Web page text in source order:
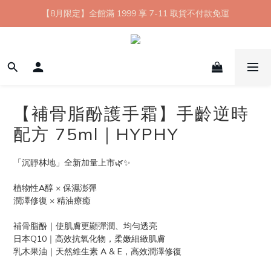
【8月限定】全館滿 1999 享 7-11 取貨不付款免運
【8月限定】全館滿 1999 享 7-11 取貨不付款免運
七夕情人節💘任選 A+B 限時優惠 $1314 元
新會員首購 7-11 店到店免運 點我成為HYPHY Girl
【補骨脂酚護手霜】手齡逆時
配方 75ml｜HYPHY
「沉靜林地」全新加量上市🌿✨
植物性A醇 × 保濕澎彈
潤澤修復 × 精油療癒
補骨脂酚｜使肌膚更顯彈潤、均勻透亮
日本Q10｜高效抗氧化物，柔嫩細緻肌膚
乳木果油｜天然維生素 A & E，高效潤澤修復